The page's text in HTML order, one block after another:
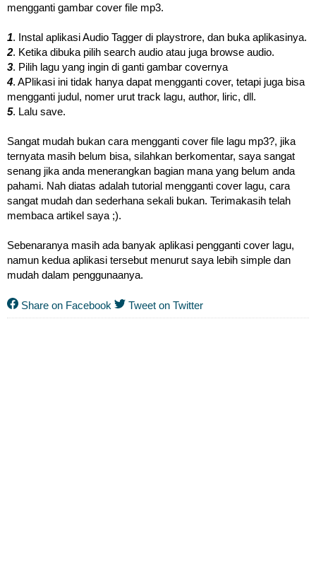
mengganti gambar cover file mp3.
1. Instal aplikasi Audio Tagger di playstrore, dan buka aplikasinya.
2. Ketika dibuka pilih search audio atau juga browse audio.
3. Pilih lagu yang ingin di ganti gambar covernya
4. APlikasi ini tidak hanya dapat mengganti cover, tetapi juga bisa
mengganti judul, nomer urut track lagu, author, liric, dll.
5. Lalu save.
Sangat mudah bukan cara mengganti cover file lagu mp3?, jika
ternyata masih belum bisa, silahkan berkomentar, saya sangat
senang jika anda menerangkan bagian mana yang belum anda
pahami. Nah diatas adalah tutorial mengganti cover lagu, cara
sangat mudah dan sederhana sekali bukan. Terimakasih telah
membaca artikel saya ;).
Sebenaranya masih ada banyak aplikasi pengganti cover lagu,
namun kedua aplikasi tersebut menurut saya lebih simple dan
mudah dalam penggunaanya.
Share on Facebook Tweet on Twitter